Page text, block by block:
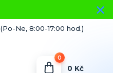
(Po-Ne, 8:00-17:00 hod.)
0
0 Kč